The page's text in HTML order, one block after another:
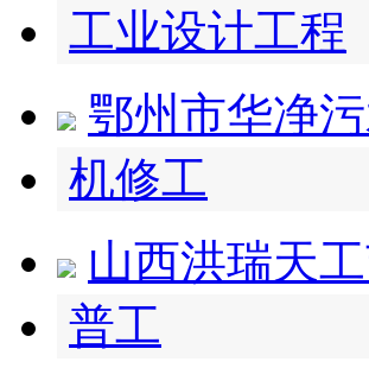
工业设计工程
鄂州市华净
机修工
山西洪瑞天
普工